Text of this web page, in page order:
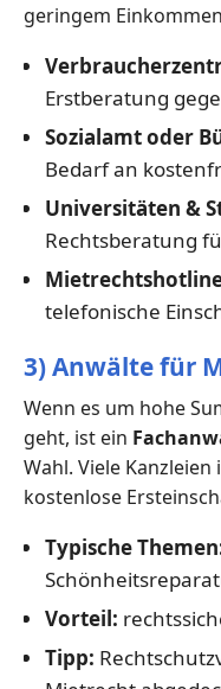
geringem
Erstberatung
Sozialamt oder
Bedarf an
Universitäten &
Rechtsberatung
telefonische
3) Anwälte für
Wenn es um hohe
geht, ist ein
Wahl. Viele
kostenlose
Typische
Vorteil:
Tipp: